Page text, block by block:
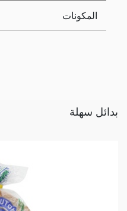
المكونات
بدائل سهلة